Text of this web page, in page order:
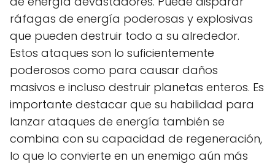
ráfagas de energía poderosas y explosivas
que pueden destruir todo a su alrededor.
Estos ataques son lo suficientemente
poderosos como para causar daños
masivos e incluso destruir planetas enteros. Es
importante destacar que su habilidad para
lanzar ataques de energía también se
combina con su capacidad de regeneración,
lo que lo convierte en un enemigo aún más